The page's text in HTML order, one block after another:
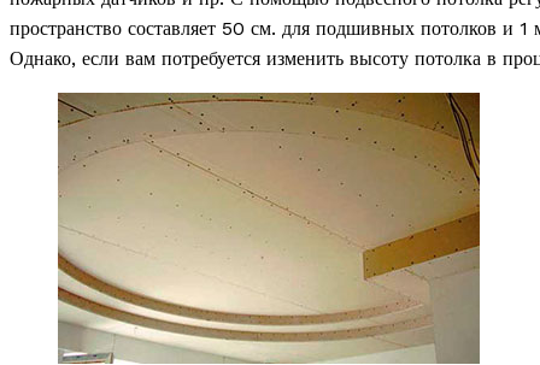
пространство составляет 50 см. для подшивных потолков и 1
Однако, если вам потребуется изменить высоту потолка в